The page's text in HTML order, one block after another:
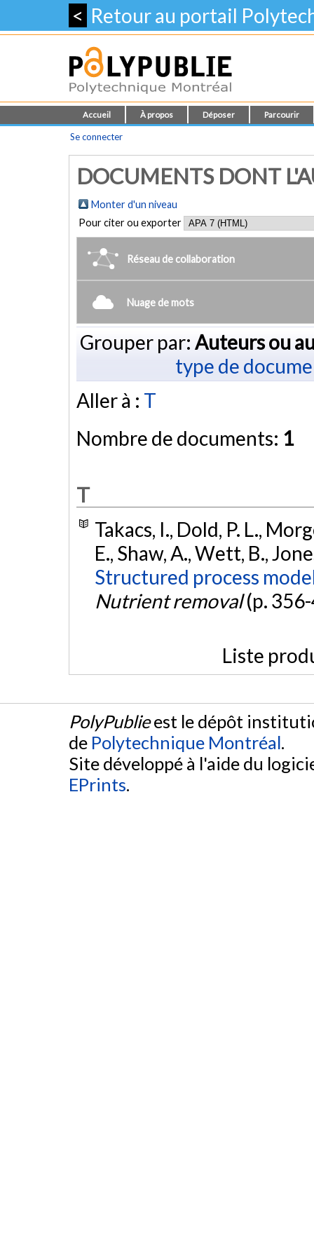
< Retour au portail
Accueil À propos Déposer Parcourir
Se connecter
DOCUMENTS DONT
Monter d'un niveau
Pour citer ou exporter
Réseau de collaboration
Nuage de mots
Grouper par: Auteurs ou
type de
Aller à : T
Nombre de documents: 1
T
Takacs, I., Dold, P. L.,
E., Shaw, A., Wett, B.,
Structured process
Nutrient removal(p.
Liste
PolyPublieest le dépôt
de Polytechnique Montréal.
Site développé à l'aide du
EPrints.